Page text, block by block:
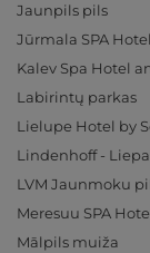
Jaunpils pils
Jūrmala SPA Hotel
Kalev Spa Hotel
Labirintų parkas
Lielupe Hotel by
Lindenhoff -
LVM Jaunmoku
Meresuu SPA
Mālpils muiža